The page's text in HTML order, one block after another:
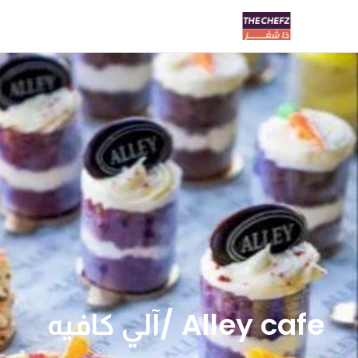
Alley cafe /آلي كافيه